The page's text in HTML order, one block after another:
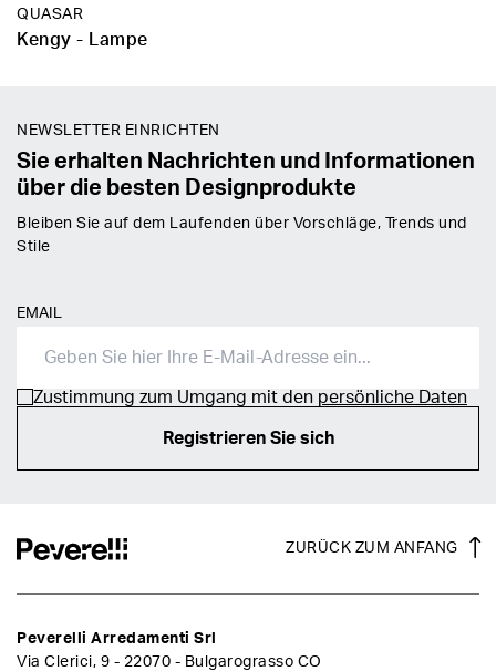
QUASAR
Kengy - Lampe
NEWSLETTER EINRICHTEN
Sie erhalten Nachrichten und Informationen
über die besten Designprodukte
Bleiben Sie auf dem Laufenden über Vorschläge, Trends und
Stile
EMAIL
Zustimmung zum Umgang mit den persönliche Daten
Registrieren Sie sich
ZURÜCK ZUM ANFANG
Peverelli Arredamenti Srl
Via Clerici, 9 - 22070 - Bulgarograsso CO